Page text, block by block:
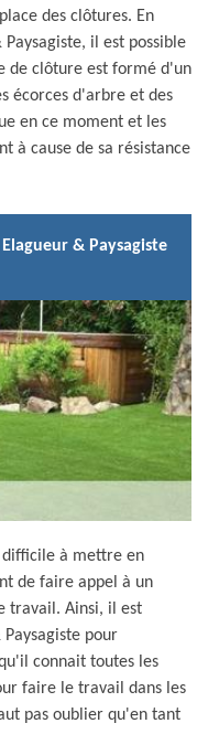
des clôtures. En
il est possible
de clôture est formé d'un
écorces d'arbre et des
en ce moment et les
à cause de sa résistance
& Paysagiste
difficile à mettre en
de faire appel à un
travail. Ainsi, il est
Paysagiste pour
connait toutes les
faire le travail dans les
pas oublier qu'en tant